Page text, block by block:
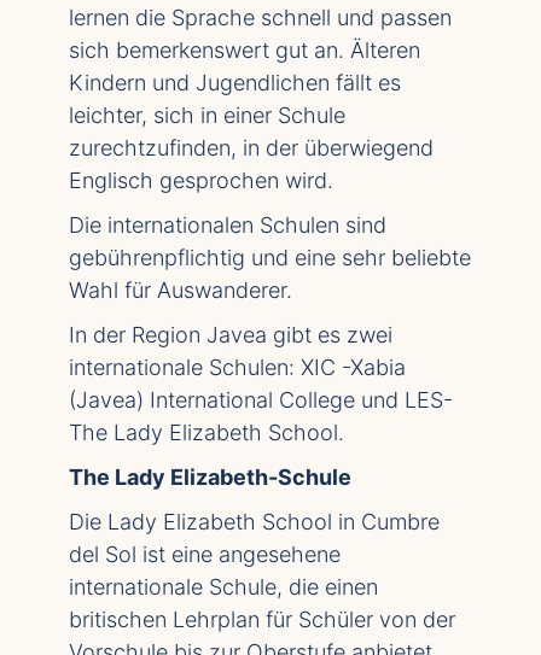
lernen die Sprache schnell und passen
sich bemerkenswert gut an. Älteren
Kindern und Jugendlichen fällt es
leichter, sich in einer Schule
zurechtzufinden, in der überwiegend
Englisch gesprochen wird.
Die internationalen Schulen sind
gebührenpflichtig und eine sehr beliebte
Wahl für Auswanderer.
In der Region Javea gibt es zwei
internationale Schulen: XIC -Xabia
(Javea) International College und LES-
The Lady Elizabeth School.
The Lady Elizabeth-Schule
Die Lady Elizabeth School in Cumbre
del Sol ist eine angesehene
internationale Schule, die einen
britischen Lehrplan für Schüler von der